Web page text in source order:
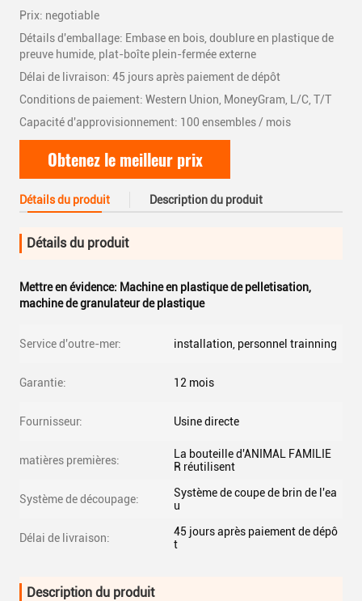
Prix: negotiable
Détails d'emballage: Embase en bois, doublure en plastique de
preuve humide, plat-boîte plein-fermée externe
Délai de livraison: 45 jours après paiement de dépôt
Conditions de paiement: Western Union, MoneyGram, L/C, T/T
Capacité d'approvisionnement: 100 ensembles / mois
Obtenez le meilleur prix
Détails du produit Description du produit
Détails du produit
Mettre en évidence: Machine en plastique de pelletisation,
machine de granulateur de plastique
Service d'outre-mer: installation, personnel trainning
Garantie: 12 mois
Fournisseur: Usine directe
matières premières:
La bouteille d'ANIMAL FAMILIE
R réutilisent
Système de découpage:
Système de coupe de brin de l'ea
u
Délai de livraison:
45 jours après paiement de dépô
t
Description du produit